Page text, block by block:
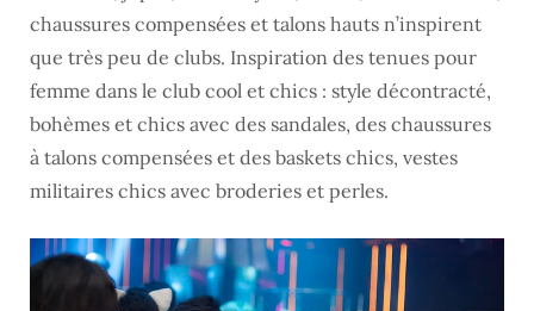
chaussures compensées et talons hauts n’inspirent
que très peu de clubs. Inspiration des tenues pour
femme dans le club cool et chics : style décontracté,
bohèmes et chics avec des sandales, des chaussures
à talons compensées et des baskets chics, vestes
militaires chics avec broderies et perles.